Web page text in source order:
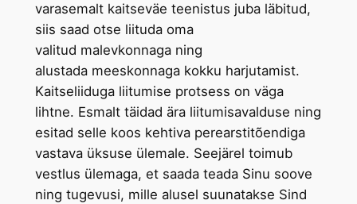
varasemalt kaitseväe teenistus juba läbitud,
siis saad otse liituda oma
valitud malevkonnaga ning
alustada meeskonnaga kokku harjutamist.
Kaitseliiduga liitumise protsess on väga
lihtne. Esmalt täidad ära liitumisavalduse ning
esitad selle koos kehtiva perearstitõendiga
vastava üksuse ülemale. Seejärel toimub
vestlus ülemaga, et saada teada Sinu soove
ning tugevusi, mille alusel suunatakse Sind